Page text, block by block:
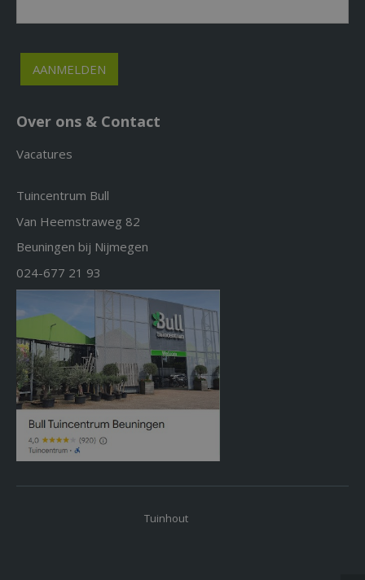
Over ons & Contact
Vacatures
Tuincentrum Bull
Van Heemstraweg 82
Beuningen bij Nijmegen
024-677 21 93
Tuinhout